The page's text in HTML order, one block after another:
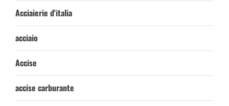
Acciaierie d'italia
acciaio
Accise
accise carburante